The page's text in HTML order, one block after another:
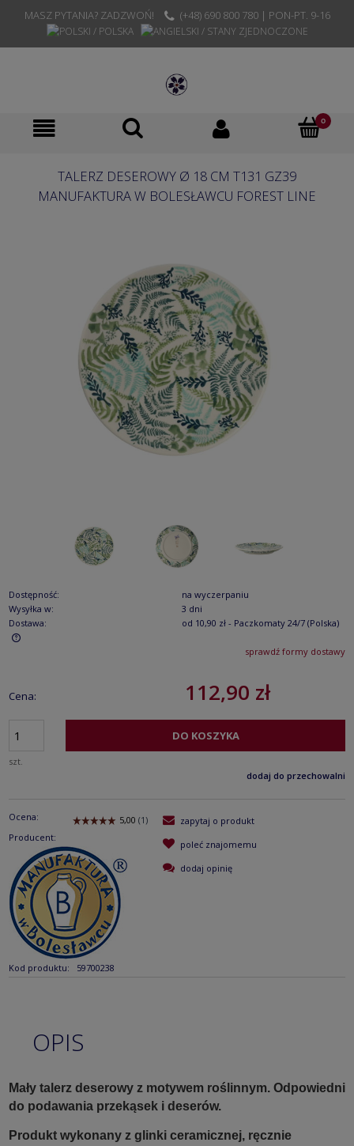
MASZ PYTANIA? ZADZWOŃ! (+48) 690 800 780 | PON-PT. 9-16
TALERZ DESEROWY Ø 18 CM T131 GZ39
MANUFAKTURA W BOLESŁAWCU FOREST LINE
Dostępność:
na wyczerpaniu
Wysyłka w:
3 dni
Dostawa:
od 10,90 zł - Paczkomaty 24/7 (Polska)
Cena nie zawiera ewentualnych kosztów płatnościsprawdź formy dostawy
Cena: 112,90 zł
szt.
DO KOSZYKA
dodaj do przechowalni
Ocena:
Producent:
Kod produktu: 59700238
zapytaj o produkt
poleć znajomemu
dodaj opinię
OPIS
Mały talerz deserowy z motywem roślinnym. Odpowiedni
do podawania przekąsek i deserów.
Produkt wykonany z glinki ceramicznej, ręcznie